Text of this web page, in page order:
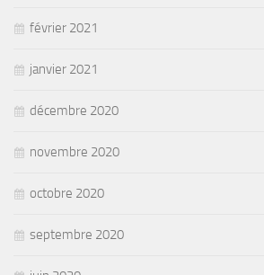
février 2021
janvier 2021
décembre 2020
novembre 2020
octobre 2020
septembre 2020